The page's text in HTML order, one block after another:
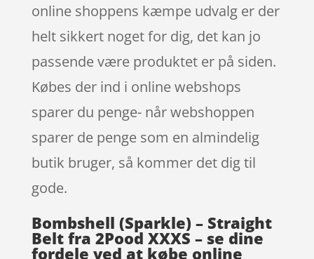
online shoppens kæmpe udvalg er der
helt sikkert noget for dig, det kan jo
passende være produktet er på siden.
Købes der ind i online webshops
sparer du penge- når webshoppen
sparer de penge som en almindelig
butik bruger, så kommer det dig til
gode.
Bombshell (Sparkle) – Straight
Belt fra 2Pood XXXS – se dine
fordele ved at købe online